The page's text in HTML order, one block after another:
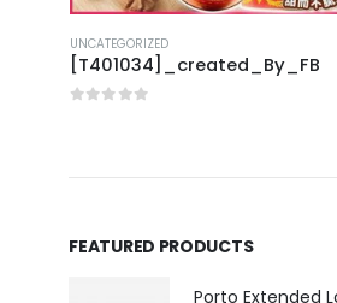
UNCATEGORIZED
[T401034]_created_By_FB
FEATURED PRODUCTS
Porto Extended